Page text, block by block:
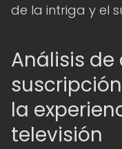
de la intriga y el
Análisis
la
televisión